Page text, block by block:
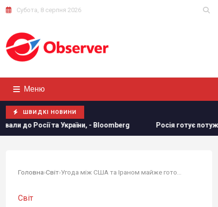
Субота, 8 серпня 2026
Меню
ШВИДКІ НОВИНИ
- Bloomberg Росія готує потужний удар по енергетиці
Головна›Світ›
Світ